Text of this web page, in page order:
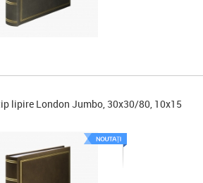
lipire London Jumbo, 30x30/80, 10x15